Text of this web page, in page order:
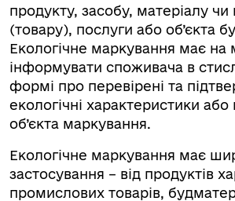
продукту, засобу, матеріалу чи
(товару), послуги або об’єкта
Екологічне маркування має на
інформувати споживача в
формі про перевірені та
екологічні характеристики або
об’єкта маркування.
Екологічне маркування має
застосування – від продуктів
промислових товарів,